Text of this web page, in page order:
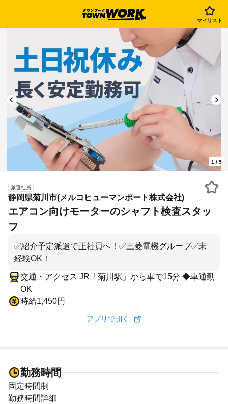
マイリスト
1 / 5
派遣社員
静岡県菊川市(メルコヒューマンポート株式会社)
エアコン向けモーターのシャフト検査スタッ
フ
✅紹介予定派遣で正社員へ！✅三菱電機グループ✅未
経験OK！
交通・アクセス JR「菊川駅」から車で15分 ◆車通勤
OK
時給1,450円
アプリで開く
勤務時間
固定時間制
勤務時間詳細